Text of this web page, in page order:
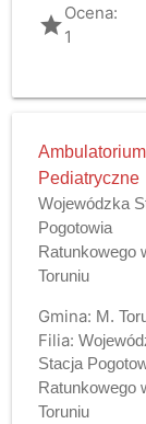
gradeOcena:
1
Ambulatorium
Pediatryczne
Wojewódzka
Pogotowia
Ratunkowego
Toruniu
Gmina: M.
Filia:
Stacja
Ratunkowego
Toruniu